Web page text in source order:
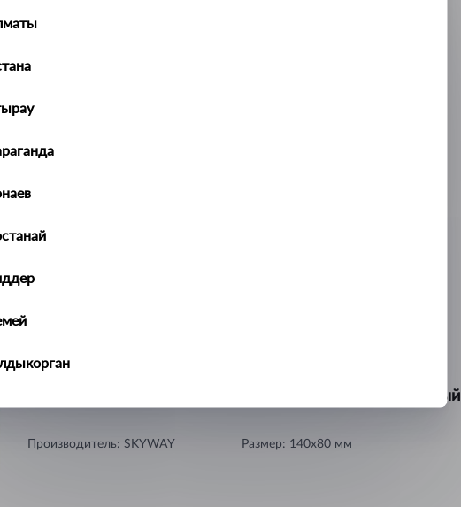
Каменогорск
Прозрачный
Производитель:
Фиолетовый
Производитель:
Коврик панели противоскользящий 140*80 мм Салатовый
Производитель: SKYWAY Размер: 140x80 мм